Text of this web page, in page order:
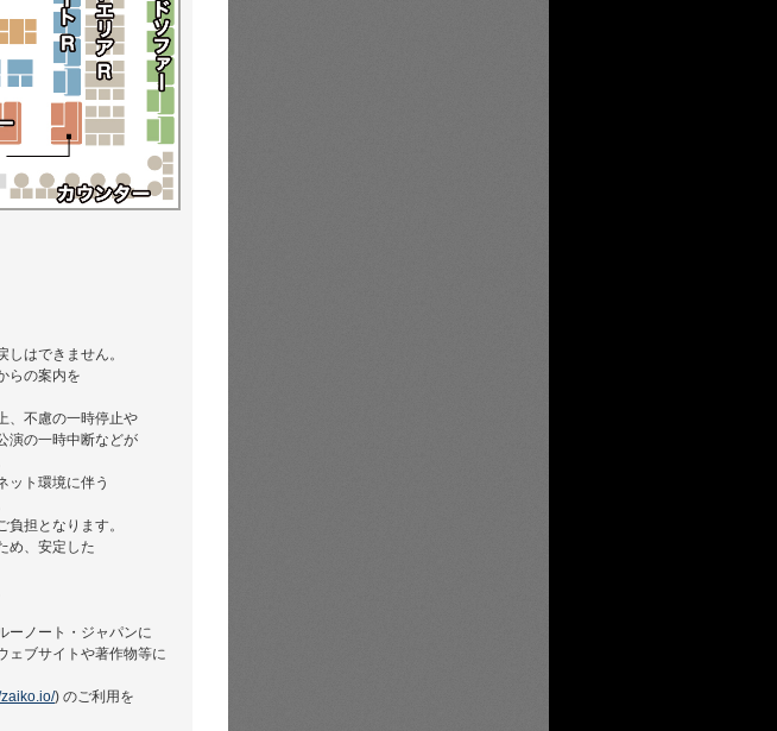
はできません。
らの案内を
、不慮の一時停止や
演の一時中断などが
ット環境に伴う
担となります。
め、安定した
ーノート・ジャパンに
ェブサイトや著作物等に
) のご利用を